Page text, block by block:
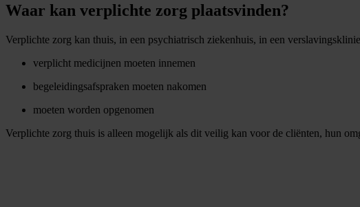
Waar kan verplichte zorg plaatsvinden?
Verplichte zorg kan thuis, in een psychiatrisch ziekenhuis, in een
verplicht medicijnen moeten innemen
begeleidingsafspraken moeten nakomen
moeten worden opgenomen
Verplichte zorg thuis is alleen mogelijk als dit veilig kan voor de cliënten, hun